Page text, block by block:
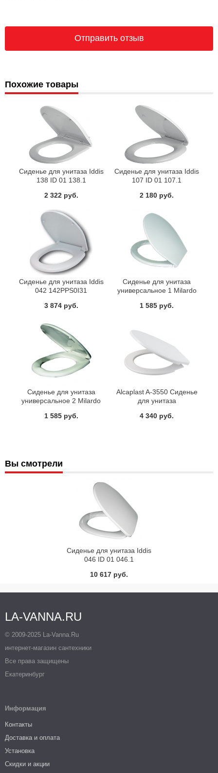
Похожие товары
Сиденье для унитаза Iddis
138 ID 01 138.1
2 322 руб.
Сиденье для унитаза Iddis
107 ID 01 107.1
2 180 руб.
Сиденье для унитаза Iddis
042 142PPS0I31
3 874 руб.
Сиденье для унитаза
универсальное 1 Milardo
1 585 руб.
Сиденье для унитаза
универсальное 2 Milardo
1 585 руб.
Alcaplast A-3550 Сиденье
для унитаза
4 340 руб.
Вы смотрели
Сиденье для унитаза Iddis
046 ID 01 046.1
10 617 руб.
LA-VANNA.RU
© 2009-2025 La-Vanna.Ru
интернет-магазин сантехники
Все права защищены
Екатеринбург
Информация
Контакты
Доставка и оплата
Установка
Скидки и акции